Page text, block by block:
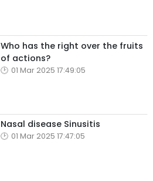
Who has the right over the fruits
of actions?
01 Mar 2025 17:49:05
Nasal disease Sinusitis
01 Mar 2025 17:47:05